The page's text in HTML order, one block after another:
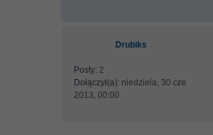
Drubiks
Posty: 2
Dołączył(a): niedziela, 30 cze
2013, 00:00